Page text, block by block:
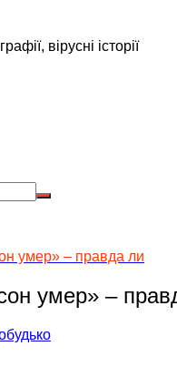
вірусні історії
умер» – правда ли
умер» –